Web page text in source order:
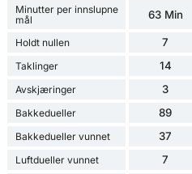
Minutter per innslupne
mål
63 Min
Holdt nullen 7
Taklinger 14
Avskjæringer 3
Bakkedueller 89
Bakkedueller vunnet 37
Luftdueller vunnet 7